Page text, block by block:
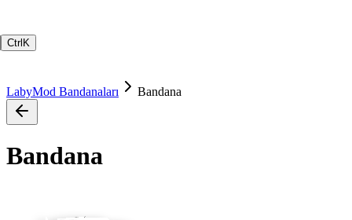
Ctrl K
LabyMod Bandanaları Bandana
Bandana